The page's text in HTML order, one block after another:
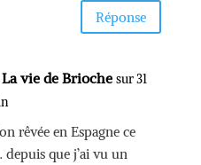
Réponse
vie de Brioche sur 31
rêvée en Espagne ce
que j’ai vu un